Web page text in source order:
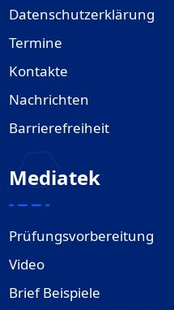
Datenschutzerklärung
Termine
Kontakte
Nachrichten
Barrierefreiheit
Mediatek
Prüfungsvorbereitung
Video
Brief Beispiele